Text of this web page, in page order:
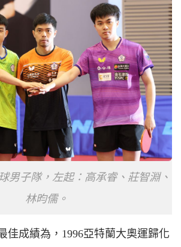
男子隊，左起：高承睿、莊智淵、
林昀儒。
佳成績為，1996亞特蘭大奧運歸化